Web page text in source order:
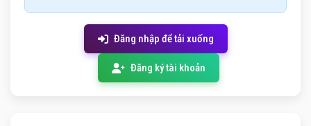
Đăng nhập để tải xuống
Đăng ký tài khoản